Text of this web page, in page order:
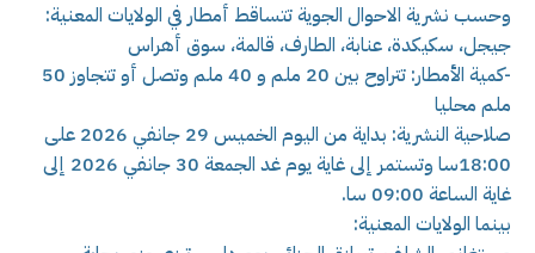
وحسب نشرية الاحوال الجوية تتساقط أمطار في الولايات المعنية:
جيجل، سكيكدة، عنابة، الطارف، قالمة، سوق أهراس
-كمية الأمطار: تتراوح بين 20 ملم و 40 ملم وتصل أو تتجاوز 50
ملم محليا
صلاحية النشرية: بداية من اليوم الخميس 29 جانفي 2026 على
18:00سا وتستمر إلى غاية يوم غد الجمعة 30 جانفي 2026 إلى
غاية الساعة 09:00 سا.
بينما الولايات المعنية: